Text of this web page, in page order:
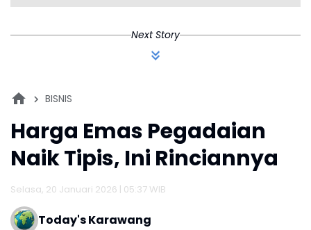
Next Story
BISNIS
Harga Emas Pegadaian
Naik Tipis, Ini Rinciannya
Selasa, 20 Januari 2026 | 05:37 WIB
Today's Karawang